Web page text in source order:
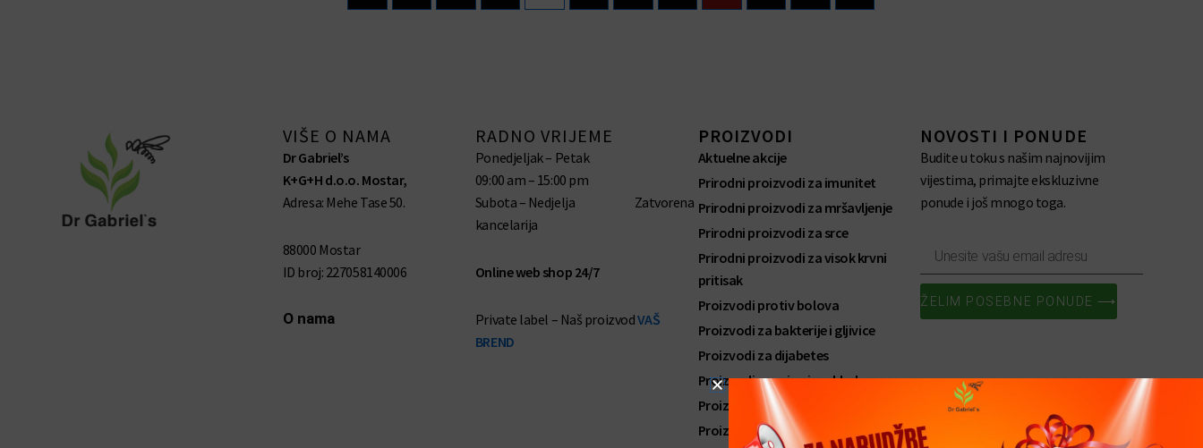
VIŠE O NAMA
Dr Gabriel’s
K+G+H d.o.o. Mostar,
Adresa: Mehe Tase 50.
88000 Mostar
ID broj: 227058140006
O nama
RADNO VRIJEME
Ponedjeljak – Petak
09:00 am – 15:00 pm
Subota – Nedjelja Zatvorena
kancelarija
Online web shop 24/7
Private label – Naš proizvodVAŠ
BREND
PROIZVODI
Aktuelne akcije
Prirodni proizvodi za imunitet
Prirodni proizvodi za mršavljenje
Prirodni proizvodi za srce
Prirodni proizvodi za visok krvni
pritisak
Proizvodi protiv bolova
Proizvodi za bakterije i gljivice
Proizvodi za dijabetes
Proizvodi za gripu i prehladu
Proizvodi za kosti i mišiće
Proizvodi za njegu i zdravlje
NOVOSTI I PONUDE
Budite u toku s našim najnovijim
vijestima, primajte ekskluzivne
ponude i još mnogo toga.
Enter
Your
Email
Address
ŽELIM POSEBNE PONUDE ⟶